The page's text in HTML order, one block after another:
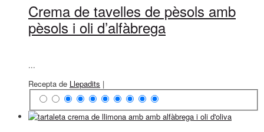
Crema de tavelles de pèsols amb
pèsols i oli d’alfàbrega
...
Recepta de Llepadits |